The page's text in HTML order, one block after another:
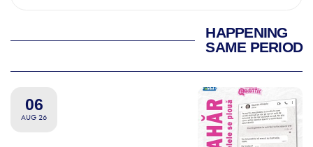
HAPPENING
SAME PERIOD
06
AUG 26